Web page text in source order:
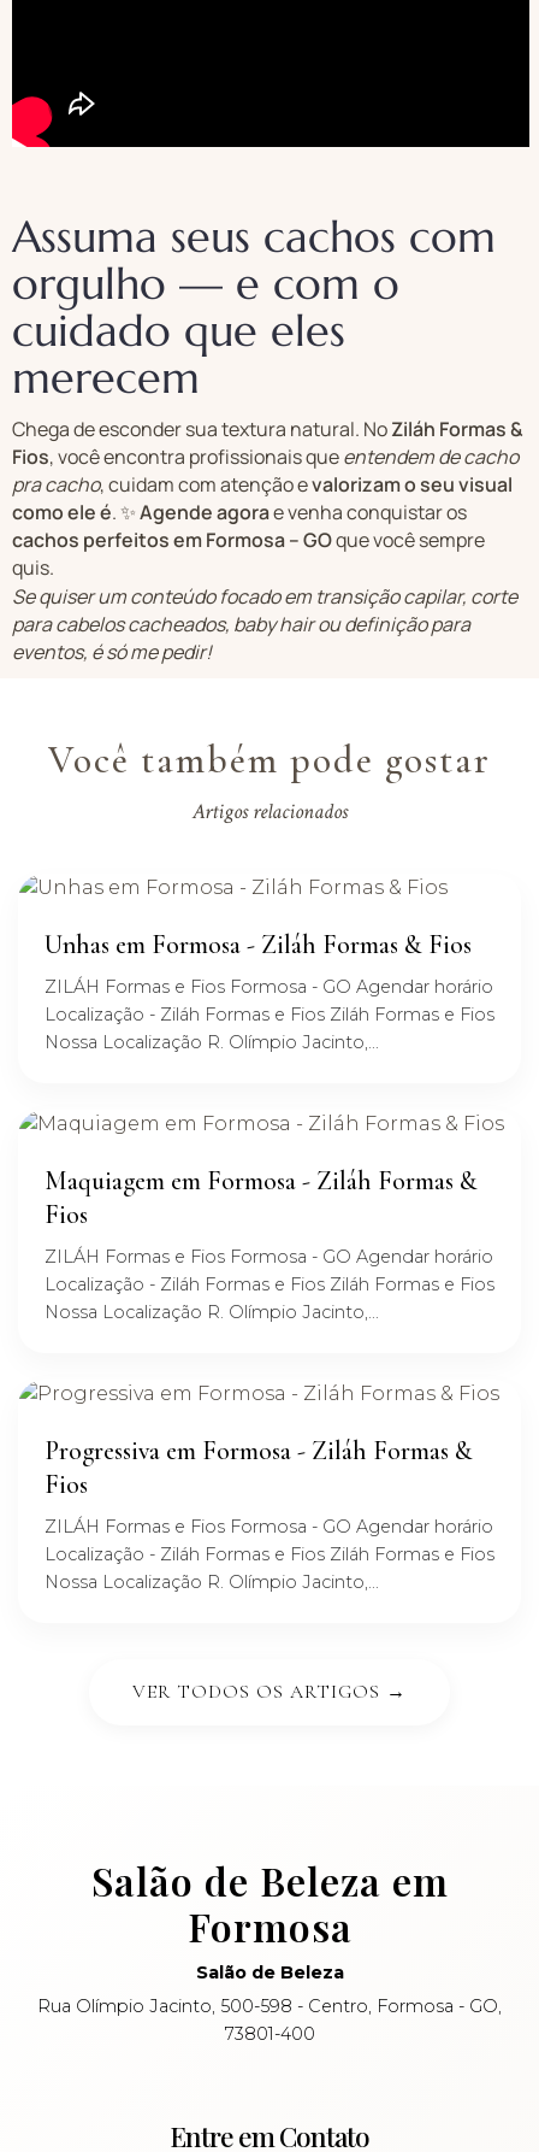
Assuma seus cachos com
orgulho — e com o
cuidado que eles
merecem
Chega de esconder sua textura natural. NoZiláh Formas &
Fios, você encontra profissionais queentendem de cacho
pra cacho, cuidam com atenção evalorizam o seu visual
como ele é. ✨Agende agorae venha conquistar os
cachos perfeitos em Formosa – GOque você sempre
quis.
Se quiser um conteúdo focado em transição capilar, corte
para cabelos cacheados, baby hair ou definição para
eventos, é só me pedir!
Você também pode gostar
Artigos relacionados
Unhas em Formosa - Ziláh Formas & Fios
ZILÁH Formas e Fios Formosa - GO Agendar horário
Localização - Ziláh Formas e Fios Ziláh Formas e Fios
Nossa Localização R. Olímpio Jacinto,...
Maquiagem em Formosa - Ziláh Formas &
Fios
ZILÁH Formas e Fios Formosa - GO Agendar horário
Localização - Ziláh Formas e Fios Ziláh Formas e Fios
Nossa Localização R. Olímpio Jacinto,...
Progressiva em Formosa - Ziláh Formas &
Fios
ZILÁH Formas e Fios Formosa - GO Agendar horário
Localização - Ziláh Formas e Fios Ziláh Formas e Fios
Nossa Localização R. Olímpio Jacinto,...
VER TODOS OS ARTIGOS →
Salão de Beleza em
Formosa
Salão de Beleza
Rua Olímpio Jacinto, 500-598 - Centro, Formosa - GO,
73801-400
Entre em Contato